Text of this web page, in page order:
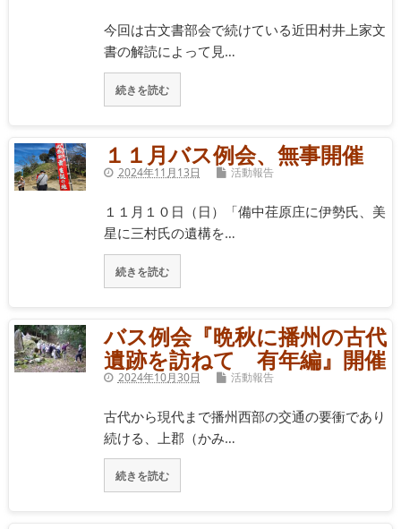
今回は古文書部会で続けている近田村井上家文
書の解読によって見…
続きを読む
１１月バス例会、無事開催
2024年11月13日 活動報告
１１月１０日（日）「備中荏原庄に伊勢氏、美
星に三村氏の遺構を…
続きを読む
バス例会『晩秋に播州の古代
遺跡を訪ねて 有年編』開催
2024年10月30日 活動報告
古代から現代まで播州西部の交通の要衝であり
続ける、上郡（かみ…
続きを読む